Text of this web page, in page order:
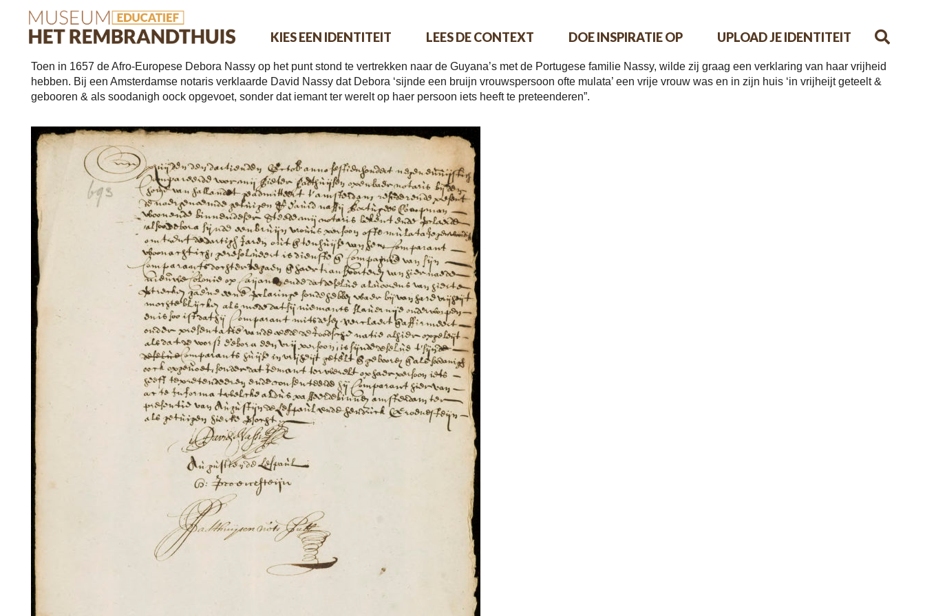
KIES EEN IDENTITEIT LEES DE CONTEXT DOE INSPIRATIE OP UPLOAD JE IDENTITEIT
Toen in 1657 de Afro-Europese Debora Nassy op het punt stond te vertrekken naar de Guyana’s met de Portugese familie Nassy, wilde zij graag een verklaring van haar vrijheid
hebben. Bij een Amsterdamse notaris verklaarde David Nassy dat Debora ‘sijnde een bruijn vrouwspersoon ofte mulata’ een vrije vrouw was en in zijn huis ‘in vrijheijt geteelt &
gebooren & als soodanigh oock opgevoet, sonder dat iemant ter werelt op haer persoon iets heeft te preteenderen”.